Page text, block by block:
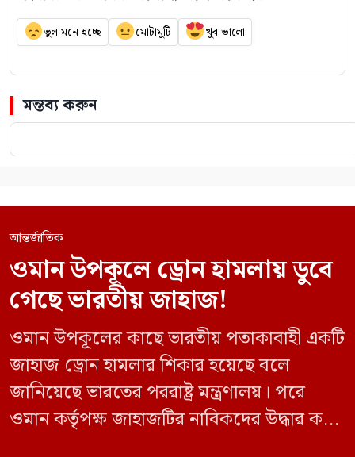
ভুল মনে হচ্ছে মোটামুটি খুব ভালো
মন্তব্য করুন
আন্তর্জাতিক
ওমান উপকূলে ড্রোন হামলায় ডুবে
গেছে ভারতীয় জাহাজ!
ওমান উপকূলের কাছে ভারতীয় পতাকাবাহী একটি
জাহাজ ড্রোন হামলার শিকার হয়েছে বলে
জানিয়েছে ভারতের পররাষ্ট্র মন্ত্রণালয়। পরে
ওমান কর্তৃপক্ষ জাহাজটির নাবিকদের উদ্ধার করে